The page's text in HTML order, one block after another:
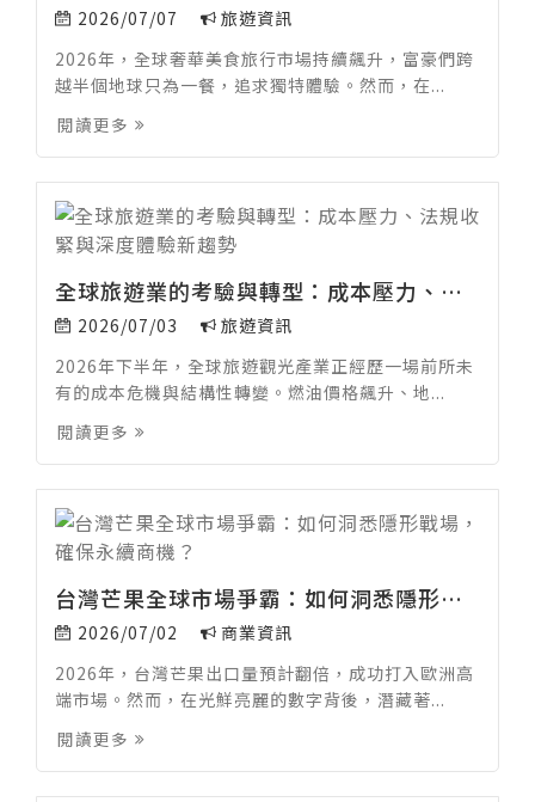
2026/07/07
旅遊資訊
2026年，全球奢華美食旅行市場持續飆升，富豪們跨
越半個地球只為一餐，追求獨特體驗。然而，在...
閱讀更多
全球旅遊業的考驗與轉型：成本壓力、法規收緊與深度體驗新趨勢
2026/07/03
旅遊資訊
2026年下半年，全球旅遊觀光產業正經歷一場前所未
有的成本危機與結構性轉變。燃油價格飆升、地...
閱讀更多
台灣芒果全球市場爭霸：如何洞悉隱形戰場，確保永續商機？
2026/07/02
商業資訊
2026年，台灣芒果出口量預計翻倍，成功打入歐洲高
端市場。然而，在光鮮亮麗的數字背後，潛藏著...
閱讀更多